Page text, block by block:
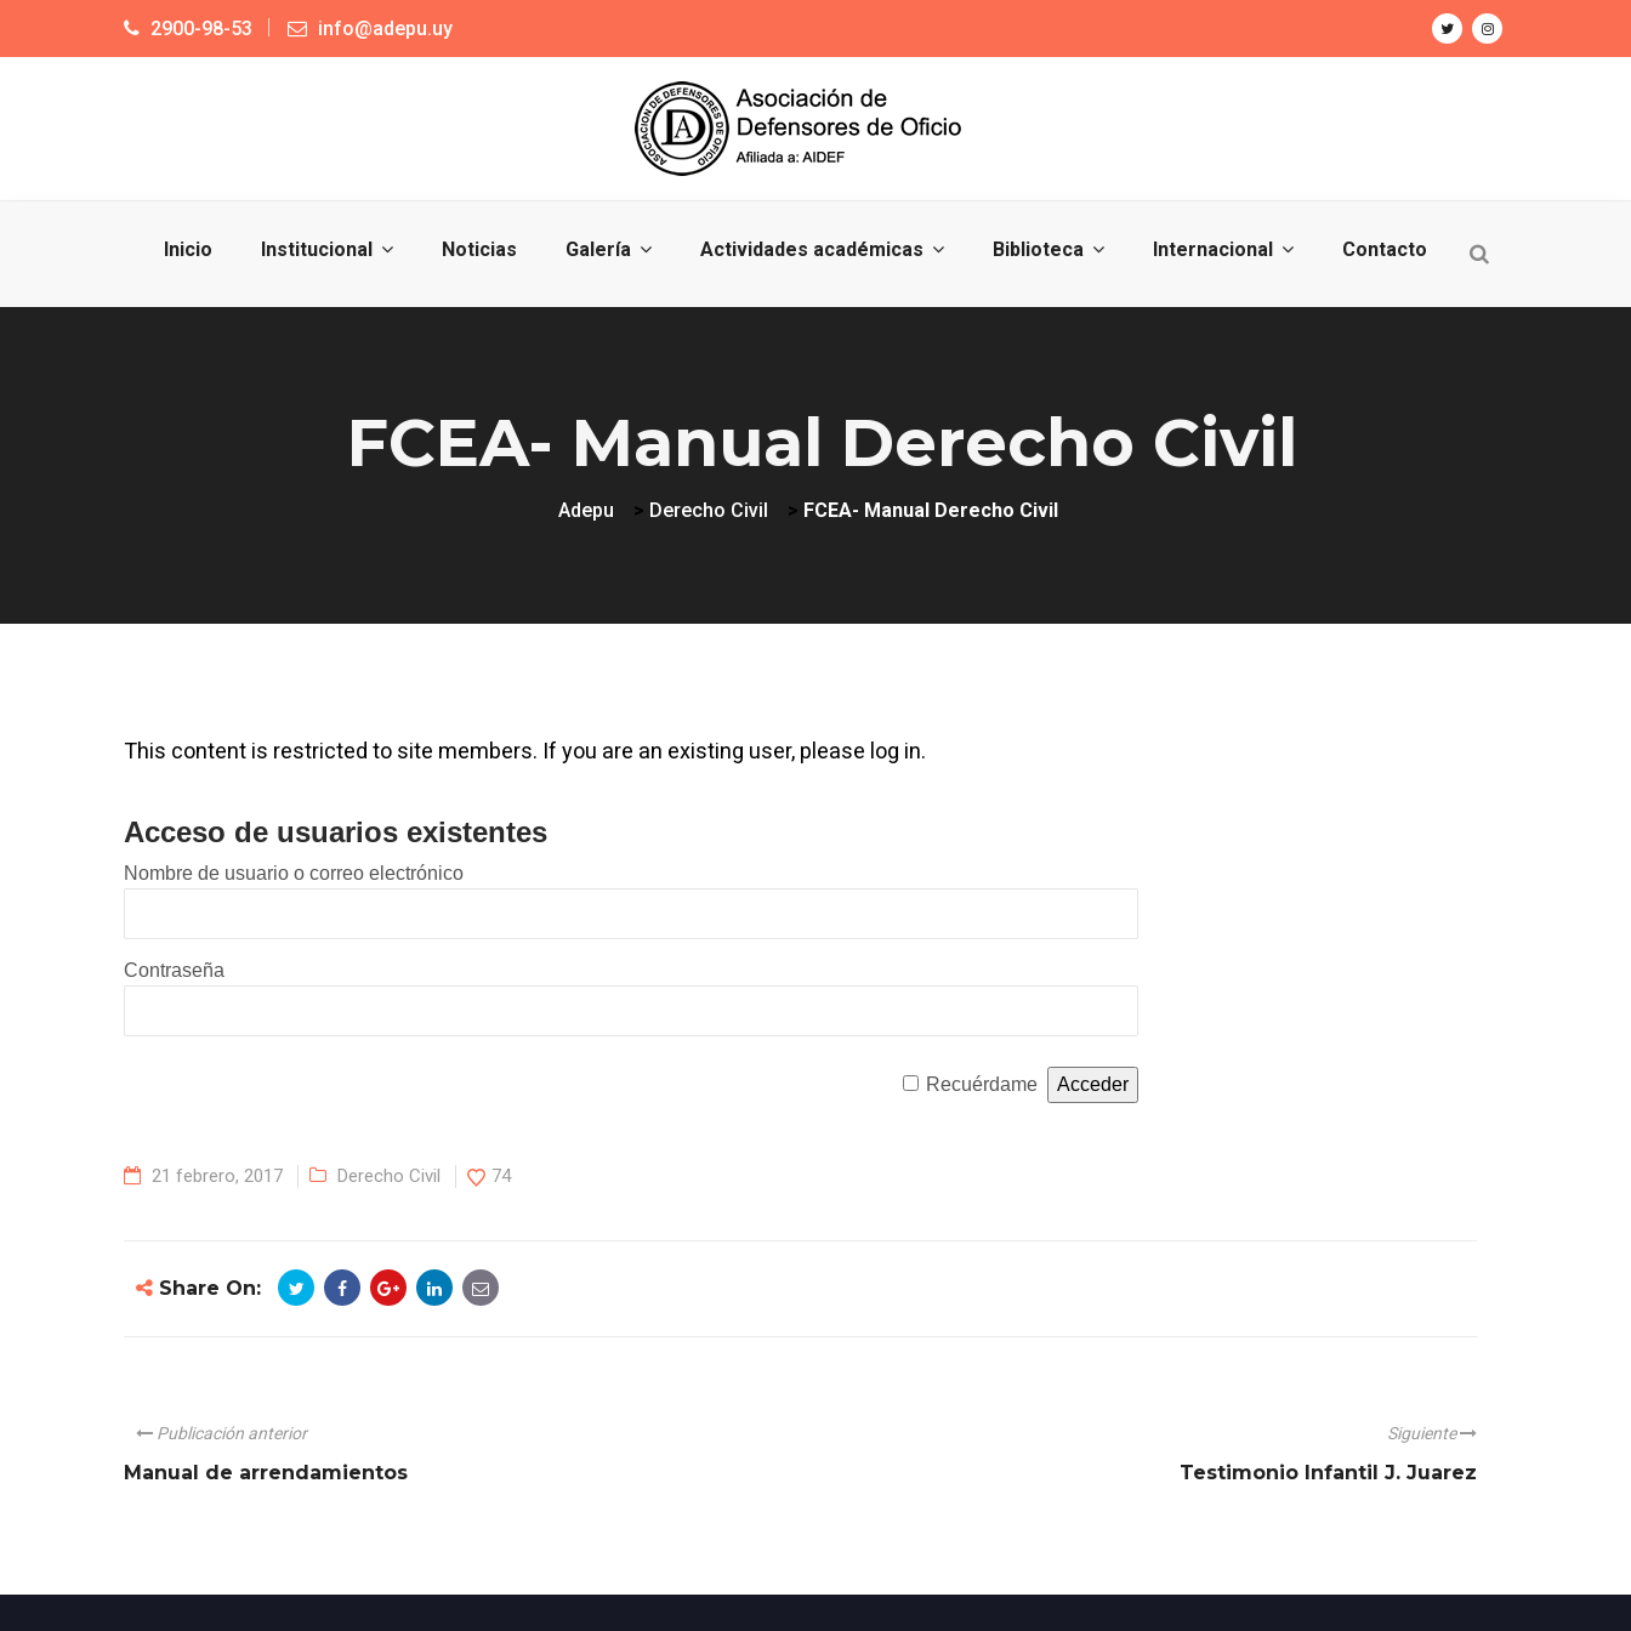
2900-98-53 info@adepu.uy
Inicio Institucional Noticias Galería Actividades académicas Biblioteca Internacional Contacto
FCEA- Manual Derecho Civil
Adepu > Derecho Civil > FCEA- Manual Derecho Civil
This content is restricted to site members. If you are an existing user, please log in.
Acceso de usuarios existentes
Nombre de usuario o correo electrónico
Contraseña
Recuérdame
21 febrero, 2017 Derecho Civil 74
Share On:
Publicación anterior
Manual de arrendamientos
Siguiente
Testimonio Infantil J. Juarez